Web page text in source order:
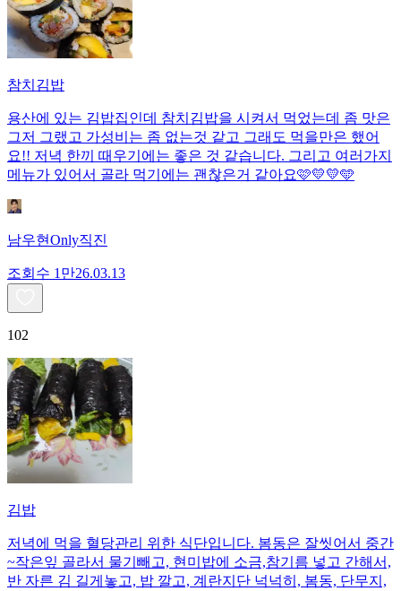
참치김밥
용산에 있는 김밥집인데 참치김밥을 시켜서 먹었는데 좀 맛은
그저 그랬고 가성비는 좀 없는것 같고 그래도 먹을만은 했어
요!! 저녁 한끼 때우기에는 좋은 것 같습니다. 그리고 여러가지
메뉴가 있어서 골라 먹기에는 괜찮은거 같아요🩷💛💛🩵
남우현Only직진
조회수 1만26.03.13
102
김밥
저녁에 먹을 혈당관리 위한 식단입니다. 봄동은 잘씻어서 중간
~작은잎 골라서 물기빼고, 현미밥에 소금,참기름 넣고 간해서,
반 자른 김 길게놓고, 밥 깔고, 계란지단 넉넉히, 봄동, 단무지,